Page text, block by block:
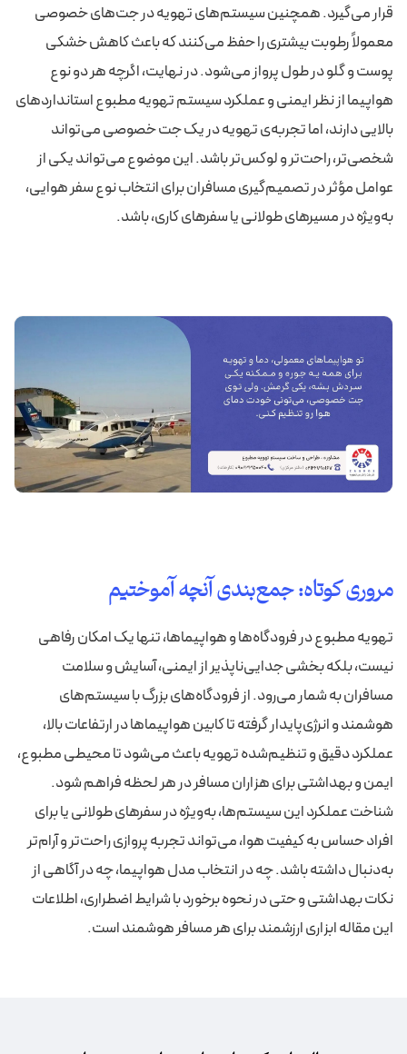
قرار می‌گیرد. همچنین سیستم‌های تهویه در جت‌های خصوصی
معمولاً رطوبت بیشتری را حفظ می‌کنند که باعث کاهش خشکی
پوست و گلو در طول پرواز می‌شود. در نهایت، اگرچه هر دو نوع
هواپیما از نظر ایمنی و عملکرد سیستم تهویه مطبوع استانداردهای
بالایی دارند، اما تجربه‌ی تهویه در یک جت خصوصی می‌تواند
شخصی‌تر، راحت‌تر و لوکس‌تر باشد. این موضوع می‌تواند یکی از
عوامل مؤثر در تصمیم‌گیری مسافران برای انتخاب نوع سفر هوایی،
به‌ویژه در مسیرهای طولانی یا سفرهای کاری، باشد.
مروری کوتاه: جمع‌بندی آنچه آموختیم
تهویه مطبوع در فرودگاه‌ها و هواپیماها، تنها یک امکان رفاهی
نیست، بلکه بخشی جدایی‌ناپذیر از ایمنی، آسایش و سلامت
مسافران به شمار می‌رود. از فرودگاه‌های بزرگ با سیستم‌های
هوشمند و انرژی‌پایدار گرفته تا کابین هواپیماها در ارتفاعات بالا،
عملکرد دقیق و تنظیم‌شده تهویه باعث می‌شود تا محیطی مطبوع،
ایمن و بهداشتی برای هزاران مسافر در هر لحظه فراهم شود.
شناخت عملکرد این سیستم‌ها، به‌ویژه در سفرهای طولانی یا برای
افراد حساس به کیفیت هوا، می‌تواند تجربه پروازی راحت‌تر و آرام‌تر
به‌دنبال داشته باشد. چه در انتخاب مدل هواپیما، چه در آگاهی از
نکات بهداشتی و حتی در نحوه برخورد با شرایط اضطراری، اطلاعات
این مقاله ابزاری ارزشمند برای هر مسافر هوشمند است.